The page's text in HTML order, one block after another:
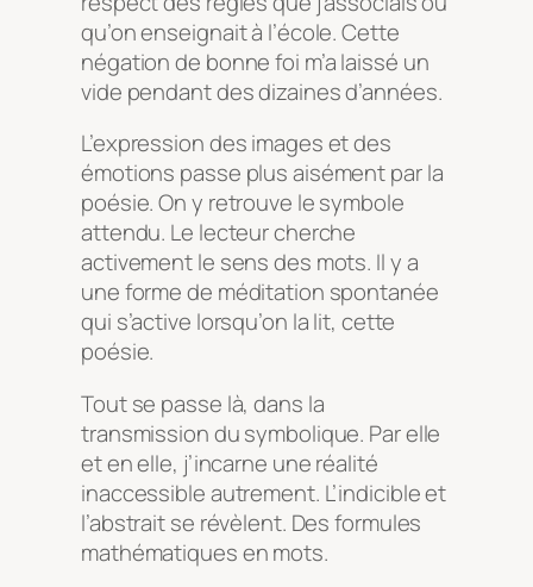
qu’on enseignait à l’école. Cette
négation de bonne foi m’a laissé un
vide pendant des dizaines d’années.
L’expression des images et des
émotions passe plus aisément par la
poésie. On y retrouve le symbole
attendu. Le lecteur cherche
activement le sens des mots. Il y a
une forme de méditation spontanée
qui s’active lorsqu’on la lit, cette
poésie.
Tout se passe là, dans la
transmission du symbolique. Par elle
et en elle, j’incarne une réalité
inaccessible autrement. L’indicible et
l’abstrait se révèlent. Des formules
mathématiques en mots.